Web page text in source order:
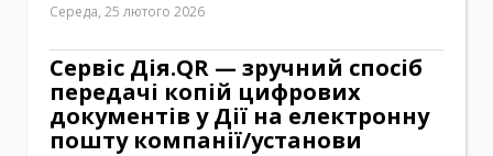
Середа, 25 лютого 2026
Сервіс Дія.QR — зручний спосіб
передачі копій цифрових
документів у Дії на електронну
пошту компанії/установи